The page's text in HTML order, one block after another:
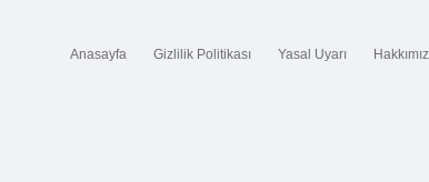
Anasayfa Gizlilik Politikası Yasal Uyarı